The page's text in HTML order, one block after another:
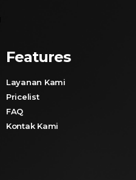
Features
Layanan Kami
Pricelist
FAQ
Kontak Kami